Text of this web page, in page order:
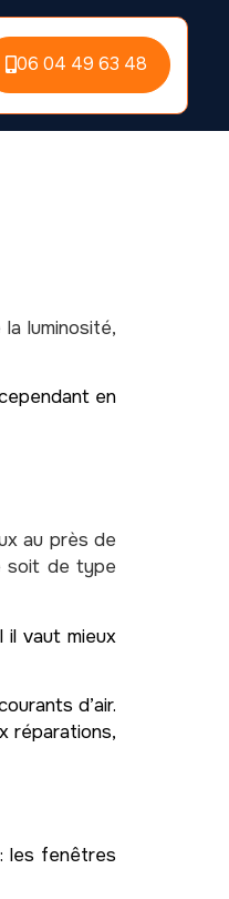
06 04 49 63 48
luminosité,
en
au près de
soit de type
il vaut mieux
d’air.
réparations,
les fenêtres